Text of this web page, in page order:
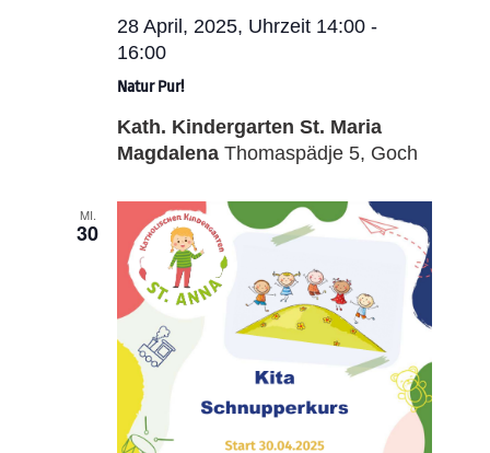
Natur Pur!
28 April, 2025, Uhrzeit 14:00 -
16:00
Kath. Kindergarten St. Maria
MagdalenaThomaspädje 5, Goch
MI.
30